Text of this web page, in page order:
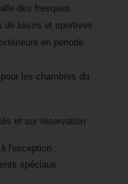
des fresques
de loisirs et sportives
en période
les chambres du
et sur réservation
l'exception :
spéciaux